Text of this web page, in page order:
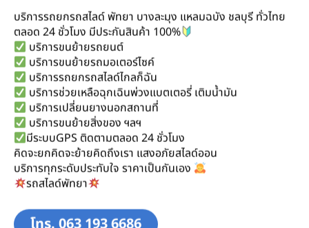
บริการรถยกรถสไลด์ พัทยา บางละมุง แหลมฉบัง ชลบุรี ทั่วไทย
ตลอด 24 ชั่วโมง มีประกันสินค้า 100%
บริการขนย้ายรถยนต์
บริการขนย้ายรถมอเตอร์ไซค์
บริการรถยกรถสไลด์ไกลก็ฉัน
บริการช่วยเหลือฉุกเฉินพ่วงแบตเตอรี่ เติมน้ำมัน
บริการเปลี่ยนยางนอกสถานที่
บริการขนย้ายสิ่งของ ฯลฯ
มีระบบGPS ติดตามตลอด 24 ชั่วโมง
คิดจะยกคิดจะย้ายคิดถึงเรา แสงอภัยสไลด์ออน
บริการทุกระดับประทับใจ ราคาเป็นกันเอง
รถสไลด์พัทยา
โทร. 063 193 6686